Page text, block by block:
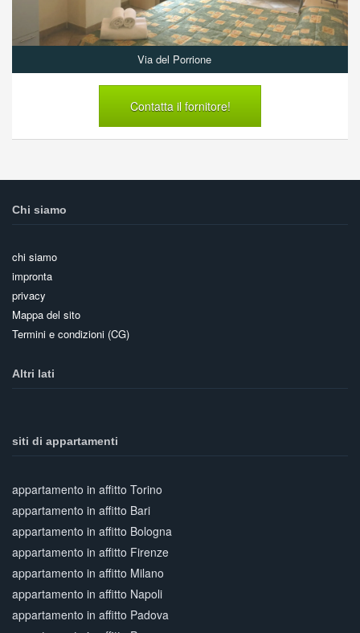
Via del Porrione
Contatta il fornitore!
Chi siamo
chi siamo
impronta
privacy
Mappa del sito
Termini e condizioni (CG)
Altri lati
siti di appartamenti
appartamento in affitto Torino
appartamento in affitto Bari
appartamento in affitto Bologna
appartamento in affitto Firenze
appartamento in affitto Milano
appartamento in affitto Napoli
appartamento in affitto Padova